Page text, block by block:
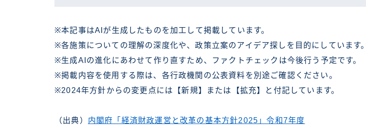
※本記事はAIが生成したものを加工して掲載しています。
※各施策についての理解の深度化や、政策立案のアイデア探しを目的にしています。
※生成AIの進化にあわせて作り直すため、ファクトチェックは今後行う予定です。
※掲載内容を使用する際は、各行政機関の公表資料を別途ご確認ください。
※2024年方針からの変更点には【新規】または【拡充】と付記しています。
（出典） 内閣府「経済財政運営と改革の基本方針2025」令和7年度